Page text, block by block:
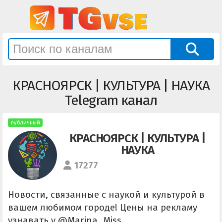
КРАСНОЯРСК | КУЛЬТУРА | НАУКА
Telegram канал
публичный
КРАСНОЯРСК | КУЛЬТУРА |
НАУКА
17277
Новости, связанные с наукой и культурой в
вашем любимом городе! Цены на рекламу